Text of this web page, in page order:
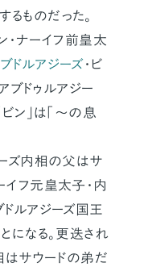
ものだった。
・ナーイフ前皇太
ドルアジーズ ・ビ
ブドゥルアジー
ン」は「〜の息
ズ内相の父はサ
イフ元皇太子・内
ルアジーズ国王
になる。更迭され
はサウードの弟だ